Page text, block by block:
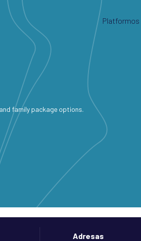
Platformos
family package options.
Adresas